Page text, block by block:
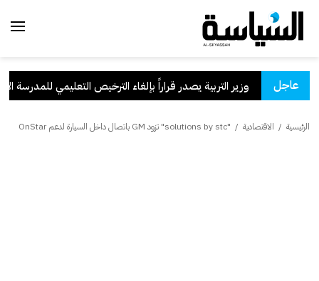
عاجل
. وزير التربية يصدر قراراً بإلغاء الترخيص التعليمي للمدرسة
الرئيسية / الاقتصادية / "solutions by stc" تزود GM باتصال داخل السيارة لدعم OnStar